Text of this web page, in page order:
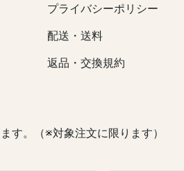
プライバシーポリシー
配送・送料
返品・交換規約
す。（※対象注文に限ります）